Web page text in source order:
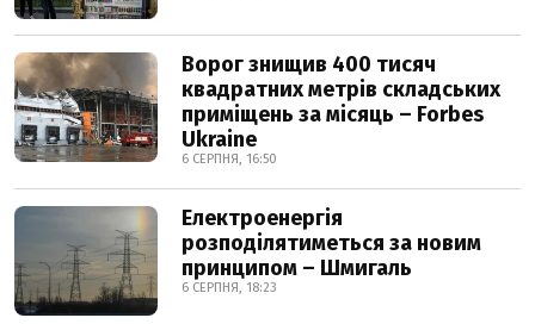
Ворог знищив 400 тисяч
квадратних метрів складських
приміщень за місяць – Forbes
Ukraine
6 СЕРПНЯ, 16:50
Електроенергія
розподілятиметься за новим
принципом – Шмигаль
6 СЕРПНЯ, 18:23